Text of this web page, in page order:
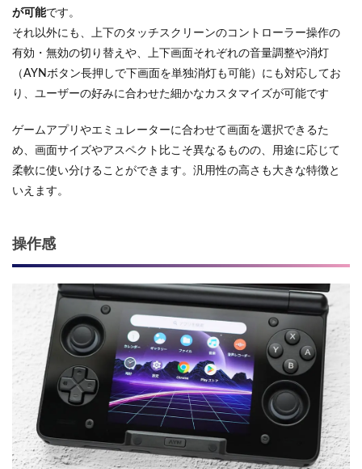
が可能です。
それ以外にも、上下のタッチスクリーンのコントローラー操作の
有効・無効の切り替えや、上下画面それぞれの音量調整や消灯
（AYNボタン長押しで下画面を単独消灯も可能）にも対応してお
り、ユーザーの好みに合わせた細かなカスタマイズが可能です
ゲームアプリやエミュレーターに合わせて画面を選択できるた
め、画面サイズやアスペクト比こそ異なるものの、用途に応じて
柔軟に使い分けることができます。汎用性の高さも大きな特徴と
いえます。
操作感